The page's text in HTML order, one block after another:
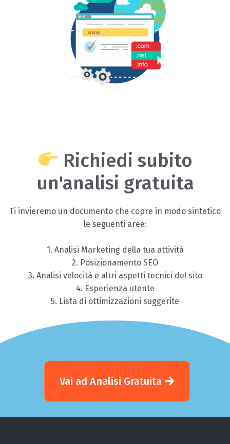
Richiedi subito
un'analisi gratuita
Ti invieremo un documento che copre in modo sintetico
le seguenti aree:
1. Analisi Marketing della tua attività
2. Posizionamento SEO
3. Analisi velocità e altri aspetti tecnici del sito
4. Esperienza utente
5. Lista di ottimizzazioni suggerite
Vai ad Analisi Gratuita